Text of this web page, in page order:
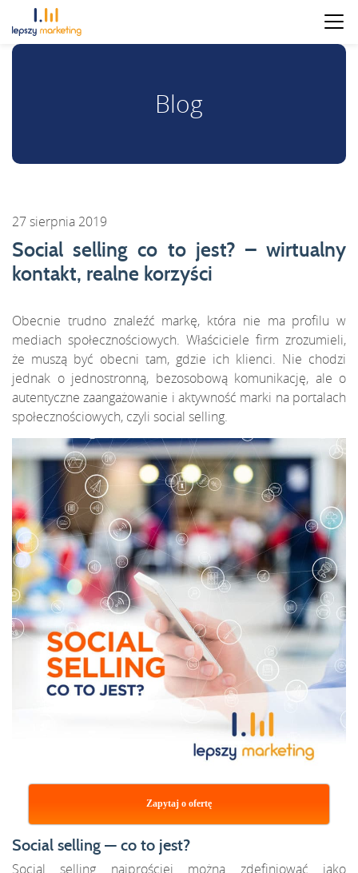
Blog
27 sierpnia 2019
Social selling co to jest? – wirtualny
kontakt, realne korzyści
Obecnie trudno znaleźć markę, która nie ma profilu w
mediach społecznościowych. Właściciele firm zrozumieli,
że muszą być obecni tam, gdzie ich klienci. Nie chodzi
jednak o jednostronną, bezosobową komunikację, ale o
autentyczne zaangażowanie i aktywność marki na portalach
społecznościowych, czyli social selling.
Zapytaj o ofertę
Social selling — co to jest?
Social selling najprościej można zdefiniować jako